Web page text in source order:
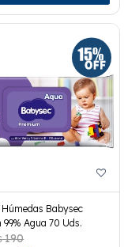
Babysec
Agua 70 Uds.
190